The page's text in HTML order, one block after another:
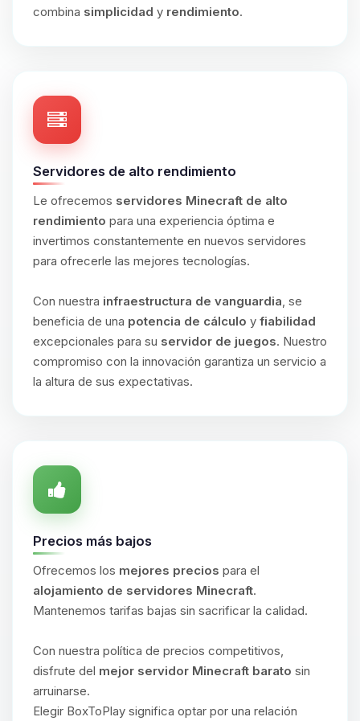
combina simplicidad y rendimiento.
Servidores de alto rendimiento
Le ofrecemos servidores Minecraft de alto
rendimiento para una experiencia óptima e
invertimos constantemente en nuevos servidores
para ofrecerle las mejores tecnologías.
Con nuestra infraestructura de vanguardia, se
beneficia de una potencia de cálculo y fiabilidad
excepcionales para su servidor de juegos. Nuestro
compromiso con la innovación garantiza un servicio a
la altura de sus expectativas.
Precios más bajos
Ofrecemos los mejores precios para el
alojamiento de servidores Minecraft.
Mantenemos tarifas bajas sin sacrificar la calidad.
Con nuestra política de precios competitivos,
disfrute del mejor servidor Minecraft barato sin
arruinarse.
Elegir BoxToPlay significa optar por una relación